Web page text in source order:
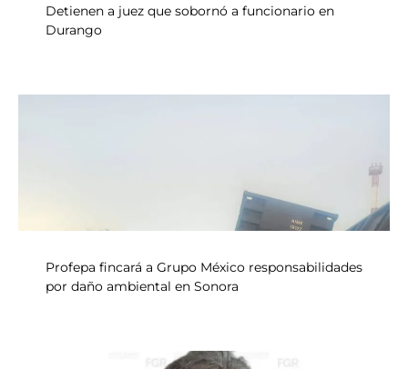
Detienen a juez que sobornó a funcionario en
Durango
Profepa fincará a Grupo México responsabilidades
por daño ambiental en Sonora